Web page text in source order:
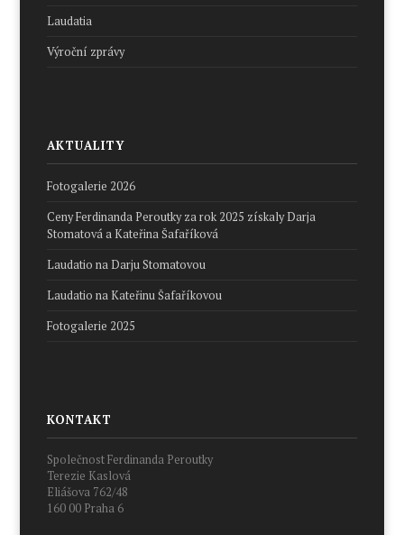
Laudatia
Výroční zprávy
AKTUALITY
Fotogalerie 2026
Ceny Ferdinanda Peroutky za rok 2025 získaly Darja
Stomatová a Kateřina Šafaříková
Laudatio na Darju Stomatovou
Laudatio na Kateřinu Šafaříkovou
Fotogalerie 2025
KONTAKT
Společnost Ferdinanda Peroutky
Terezie Kaslová
Eliášova 762/48
160 00 Praha 6